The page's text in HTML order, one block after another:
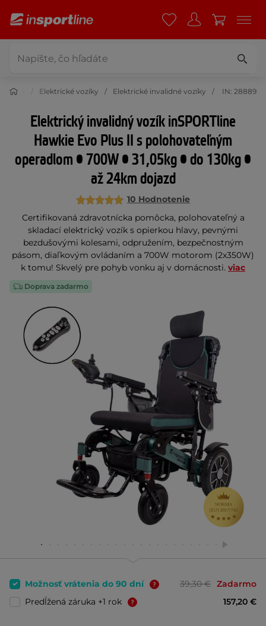
krása Elektrické vozíky Elektrické invalidné vozíky IN: 28889
Elektrický invalidný vozík inSPORTline
Hawkie Evo Plus II s polohovateľným
operadlom • 700W • 31,05kg • do 130kg •
až 24km dojazd
10 Hodnotenie
Certifikovaná zdravotnícka pomôcka, polohovateľný a
skladací elektrický vozík s opierkou hlavy, pevnými
bezdušovými kolesami, odpružením, bezpečnostným
pásom, diaľkovým ovládaním a 700W motorom (2x350W)
k tomu! Skvelý pre pohyb vonku aj v domácnosti. viac
Doprava zadarmo
Možnosť vrátenia do 90 dní 39,30 € Zadarmo
Predĺžená záruka +1 rok
157,20 €